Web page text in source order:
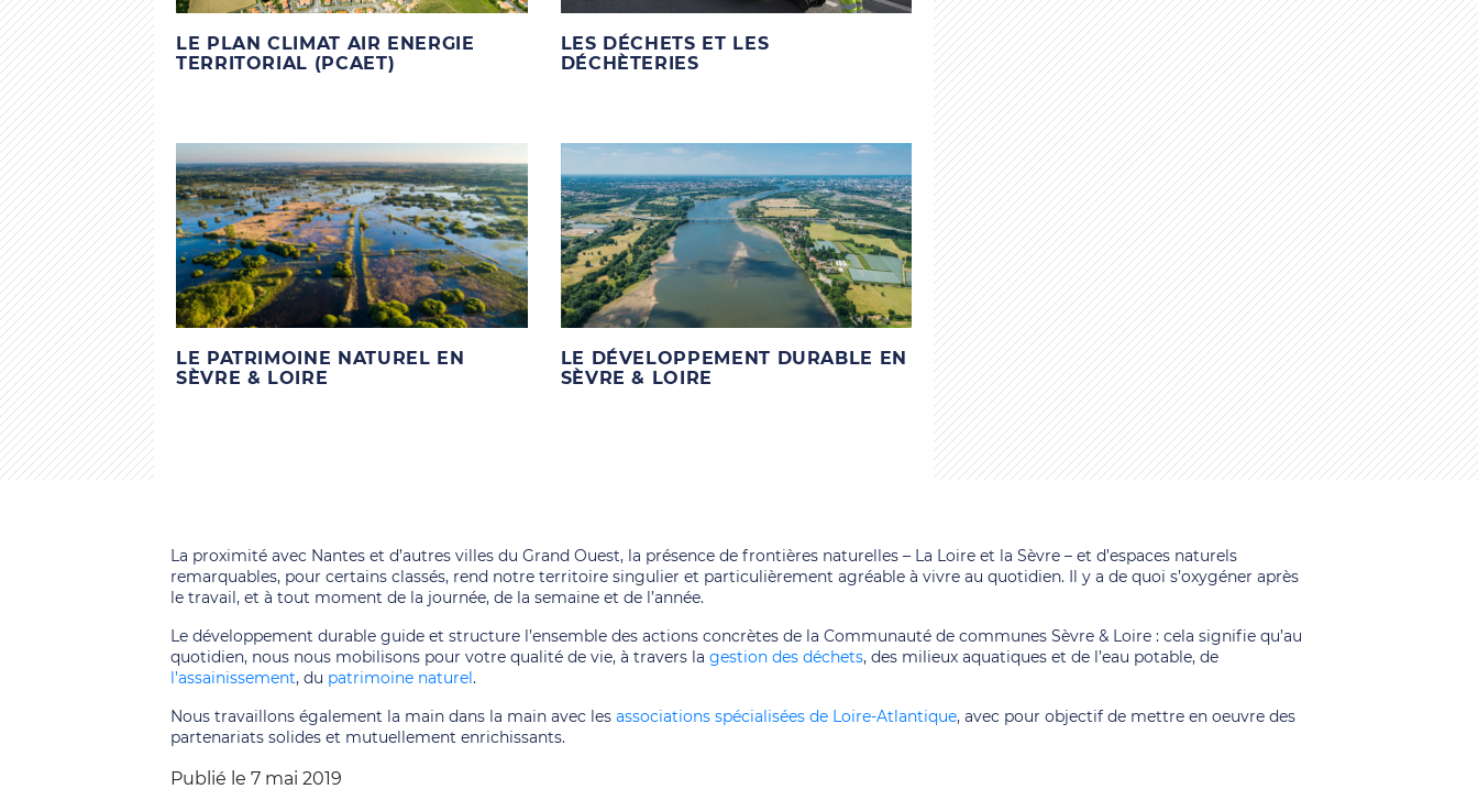
LE PLAN CLIMAT AIR ENERGIE
TERRITORIAL (PCAET)
LES DÉCHETS ET LES
DÉCHÈTERIES
LE PATRIMOINE NATUREL EN
SÈVRE & LOIRE
LE DÉVELOPPEMENT DURABLE EN
SÈVRE & LOIRE
La proximité avec Nantes et d’autres villes du Grand Ouest, la présence de frontières naturelles – La Loire et la Sèvre – et d’espaces naturels
remarquables, pour certains classés, rend notre territoire singulier et particulièrement agréable à vivre au quotidien. Il y a de quoi s’oxygéner après
le travail, et à tout moment de la journée, de la semaine et de l’année.
Le développement durable guide et structure l’ensemble des actions concrètes de la Communauté de communes Sèvre & Loire : cela signifie qu’au
quotidien, nous nous mobilisons pour votre qualité de vie, à travers la gestion des déchets, des milieux aquatiques et de l’eau potable, de
l’assainissement, du patrimoine naturel.
Nous travaillons également la main dans la main avec lesassociations spécialisées de Loire-Atlantique, avec pour objectif de mettre en oeuvre des
partenariats solides et mutuellement enrichissants.
Publié le 7 mai 2019